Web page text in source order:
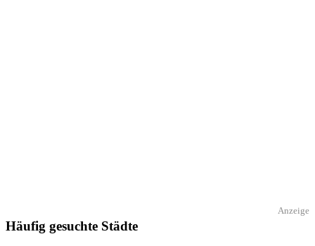
Anzeige
Häufig gesuchte Städte